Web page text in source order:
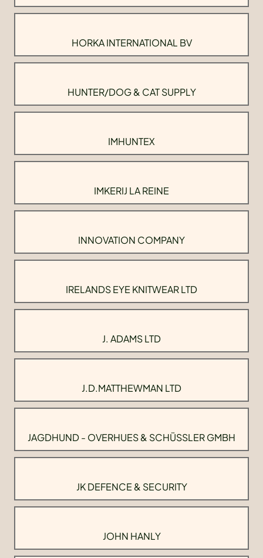
HORKA INTERNATIONAL BV
HUNTER/DOG & CAT SUPPLY
IMHUNTEX
IMKERIJ LA REINE
INNOVATION COMPANY
IRELANDS EYE KNITWEAR LTD
J. ADAMS LTD
J.D.MATTHEWMAN LTD
JAGDHUND - OVERHUES & SCHÜSSLER GMBH
JK DEFENCE & SECURITY
JOHN HANLY